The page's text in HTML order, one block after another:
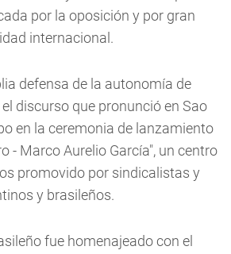
por la oposición y por gran
internacional.
defensa de la autonomía de
discurso que pronunció en Sao
en la ceremonia de lanzamiento
- Marco Aurelio García", un centro
promovido por sindicalistas y
y brasileños.
fue homenajeado con el